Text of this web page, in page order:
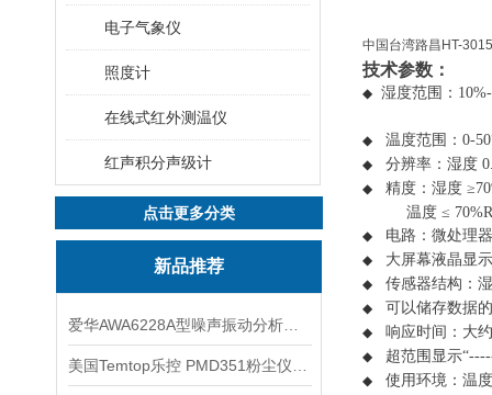
电子气象仪
照度计
在线式红外测温仪
红声积分声级计
点击更多分类
新品推荐
中国台湾路昌HT-
技术参数：
◆ 湿度范围：
◆ 温度范围： 0-50
◆ 分辨率：湿度
◆ 精度：湿度 ≥
温度 ≤
◆ 电路：微处理器
◆ 大屏幕液晶显
◆ 传感器结构：
◆ 可以储存数据的
◆ 响应时间：大约
◆ 超范围显示“
◆ 使用环境：温度